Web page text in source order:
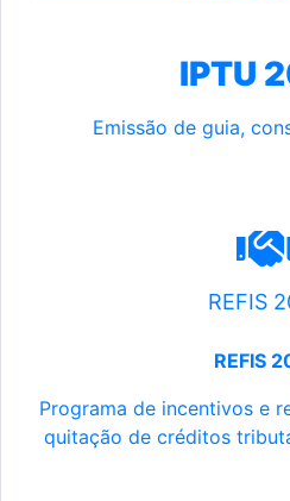
IPTU
Emissão de guia,
REFIS
REFIS
Programa de incentivos e
quitação de créditos